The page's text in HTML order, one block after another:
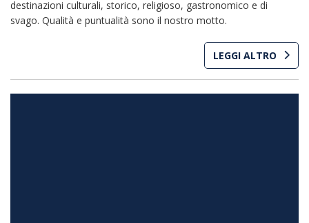
destinazioni culturali, storico, religioso, gastronomico e di
svago. Qualità e puntualità sono il nostro motto.
LEGGI ALTRO